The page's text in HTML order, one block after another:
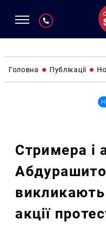
Головна Публікації
Стримера і
викликають
акції